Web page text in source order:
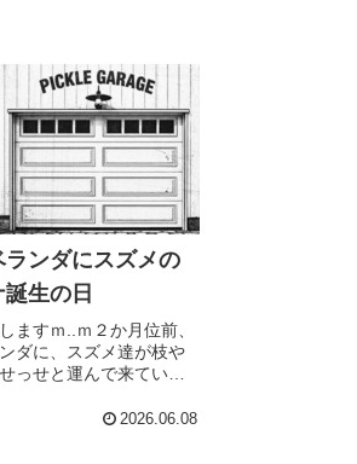
ンダにスズメの
生の日
ますｍ..ｍ２か月位前、
ダに、スズメ達が枝や
っせと運んで来ていた
いた事のない小さな鳴
2026.06.08